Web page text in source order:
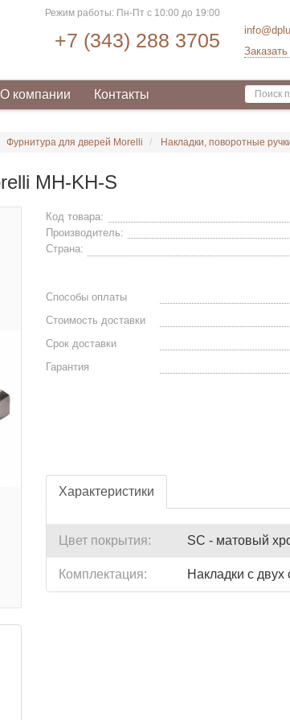
Режим работы: Пн-Пт с 10:00 до 19:00
+7 (343) 288 3705
О компании Контакты
Фурнитура для дверей Morelli Накладки, поворотные
MH-KH-S
Код товара:
Производитель:
Страна:
Способы оплаты
Стоимость доставки
Срок доставки
Гарантия
Характеристики
Цвет покрытия: SC - матовый
Комплектация: Накладки с